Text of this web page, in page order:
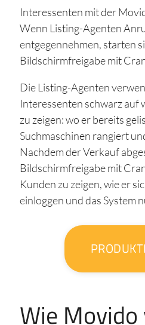
Interessenten mit der
Wenn Listing-Agenten
entgegennehmen, starten
Bildschirmfreigabe mit
Die Listing-Agenten
Interessenten schwarz auf
zu zeigen: wo er bereits
Suchmaschinen rangiert
Nachdem der Verkauf
Bildschirmfreigabe mit
Kunden zu zeigen, wie er
einloggen und das System
Wie Movido